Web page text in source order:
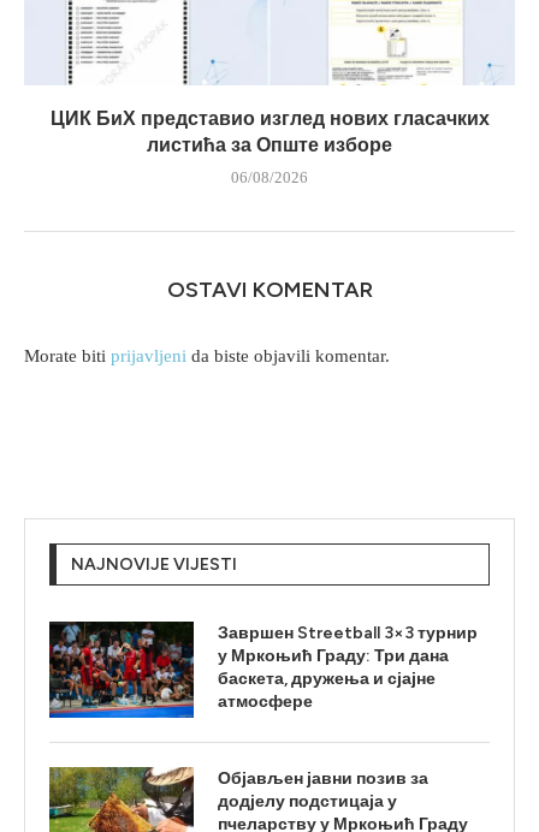
ЦИК БиХ представио изглед нових гласачких
листића за Опште изборе
06/08/2026
OSTAVI KOMENTAR
Morate biti prijavljeni da biste objavili komentar.
NAJNOVIJE VIJESTI
Завршен Streetball 3×3 турнир
у Мркоњић Граду: Три дана
баскета, дружења и сјајне
атмосфере
Објављен јавни позив за
додјелу подстицаја у
пчеларству у Мркоњић Граду